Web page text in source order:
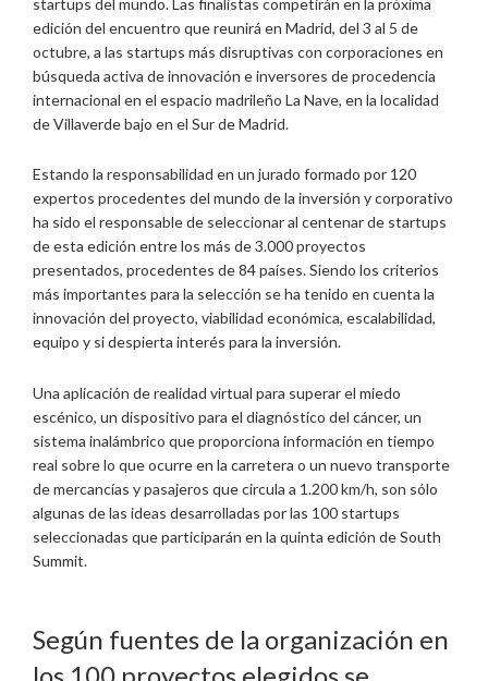
edición del encuentro que reunirá en Madrid, del 3 al 5 de
octubre, a las startups más disruptivas con corporaciones en
búsqueda activa de innovación e inversores de procedencia
internacional en el espacio madrileño La Nave, en la localidad
de Villaverde bajo en el Sur de Madrid.
Estando la responsabilidad en un jurado formado por 120
expertos procedentes del mundo de la inversión y corporativo
ha sido el responsable de seleccionar al centenar de startups
de esta edición entre los más de 3.000 proyectos
presentados, procedentes de 84 países. Siendo los criterios
más importantes para la selección se ha tenido en cuenta la
innovación del proyecto, viabilidad económica, escalabilidad,
equipo y si despierta interés para la inversión.
Una aplicación de realidad virtual para superar el miedo
escénico, un dispositivo para el diagnóstico del cáncer, un
sistema inalámbrico que proporciona información en tiempo
real sobre lo que ocurre en la carretera o un nuevo transporte
de mercancías y pasajeros que circula a 1.200 km/h, son sólo
algunas de las ideas desarrolladas por las 100 startups
seleccionadas que participarán en la quinta edición de South
Summit.
Según fuentes de la organización en